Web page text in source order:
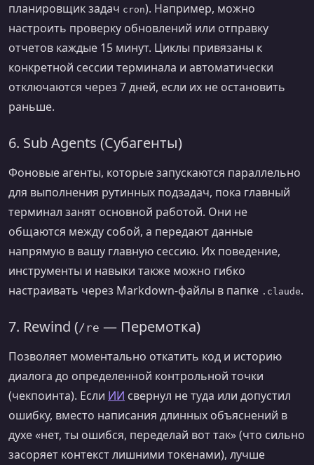
планировщик задач cron). Например, можно
настроить проверку обновлений или отправку
отчетов каждые 15 минут. Циклы привязаны к
конкретной сессии терминала и автоматически
отключаются через 7 дней, если их не остановить
раньше.
6. Sub Agents (Субагенты)
Фоновые агенты, которые запускаются параллельно
для выполнения рутинных подзадач, пока главный
терминал занят основной работой. Они не
общаются между собой, а передают данные
напрямую в вашу главную сессию. Их поведение,
инструменты и навыки также можно гибко
настраивать через Markdown-файлы в папке .claude.
7. Rewind (/re — Перемотка)
Позволяет моментально откатить код и историю
диалога до определенной контрольной точки
(чекпоинта). Если ИИ свернул не туда или допустил
ошибку, вместо написания длинных объяснений в
духе «нет, ты ошибся, переделай вот так» (что сильно
засоряет контекст лишними токенами), лучше